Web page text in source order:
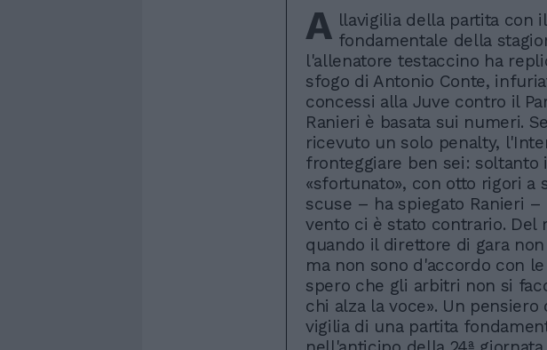
A llavigilia della partita con
fondamentale della
l'allenatore testaccino ha
sfogo di Antonio Conte,
concessi alla Juve contro il
Ranieri è basata sui numeri.
ricevuto un solo penalty,
fronteggiare ben sei: soltanto
«sfortunato», con otto rigori a
scuse – ha spiegato Ranieri
vento ci è stato contrario. Del
quando il direttore di gara
ma non sono d'accordo con
spero che gli arbitri non si
chi alza la voce». Un
vigilia di una partita